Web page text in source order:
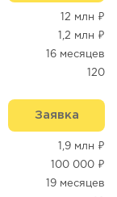
12 млн ₽
1,2 млн ₽
16 месяцев
120
Заявка
1,9 млн ₽
100 000 ₽
19 месяцев